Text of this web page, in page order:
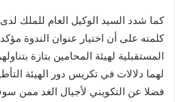
كما شدد السيد الوكيل العام للملك
كلمته على أن اختيار عنوان الندوة
المستقبلية لهيئة المحامين بتازة
لهما دلالات في تكريس دور الهيئة
فضلا عن التكويني لأجيال الغد ممن